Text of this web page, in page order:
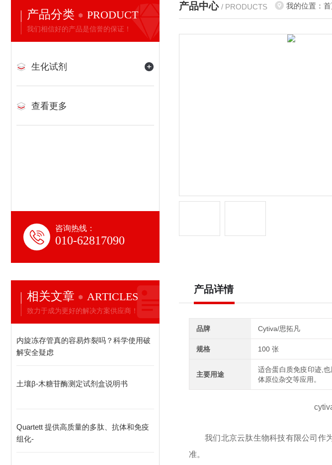
产品分类 PRODUCT
我们相信好的产品是信誉的保证！
生化试剂
查看更多
咨询热线：
010-62817090
相关文章 ARTICLES
致力于成为更好的解决方案供应商！
内旋冻存管真的容易炸裂吗？科学使用破
解安全疑虑
土壤β-木糖苷酶测定试剂盒说明书
Quartett 提供高质量的多肽、抗体和免疫
组化-
产品中心 / PRODUCTS 我的位置：
产品详情
品牌 Cytiva/思拓凡
规格 100 张
主要用途
适合蛋白质免疫印迹,
体原位杂交等应用。
我们北京云肽生物科技有限公司作
准。